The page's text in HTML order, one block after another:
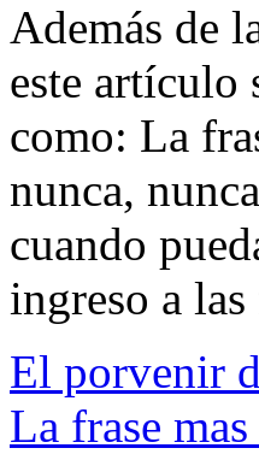
Además de
este artículo
como: La
nunca,
cuando
ingreso a las
El porvenir
La frase